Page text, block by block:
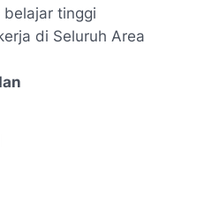
belajar tinggi
di Seluruh Area